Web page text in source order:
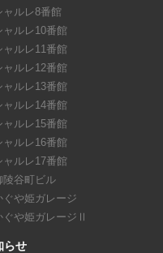
ャルレ8番館
ャルレ10番館
ャルレ11番館
ャルレ12番館
ャルレ13番館
ャルレ14番館
ャルレ15番館
ャルレ16番館
ャルレ17番館
陵谷町ビル
ぐや姫ガレージ
ぐや姫ガレージⅡ
らせ